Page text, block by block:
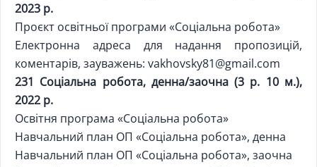
2023 р.
Проєкт освітньої програми «Соціальна робота»
Електронна адреса для надання пропозицій,
коментарів, зауважень: vakhovsky81@gmail.com
231 Соціальна робота, денна/заочна (3 р. 10 м.),
2022 р.
Освітня програма «Соціальна робота»
Навчальний план ОП «Соціальна робота», денна
Навчальний план ОП «Соціальна робота», заочна